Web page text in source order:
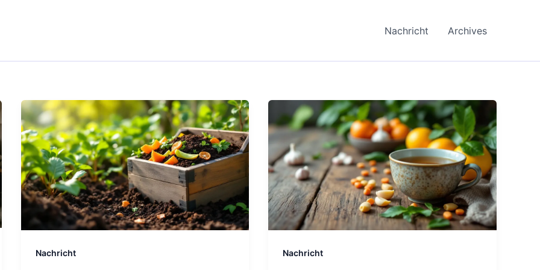
Nachricht Archives
Nachricht Nachricht